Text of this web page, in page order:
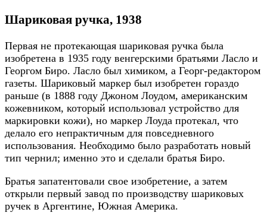
Шариковая ручка, 1938
Первая не протекающая шариковая ручка была
изобретена в 1935 году венгерскими братьями Ласло и
Георгом Биро. Ласло был химиком, а Георг-редактором
газеты. Шариковый маркер был изобретен гораздо
раньше (в 1888 году Джоном Лоудом, американским
кожевником, который использовал устройство для
маркировки кожи), но маркер Лоуда протекал, что
делало его непрактичным для повседневного
использования. Необходимо было разработать новый
тип чернил; именно это и сделали братья Биро.
Братья запатентовали свое изобретение, а затем
открыли первый завод по производству шариковых
ручек в Аргентине, Южная Америка.